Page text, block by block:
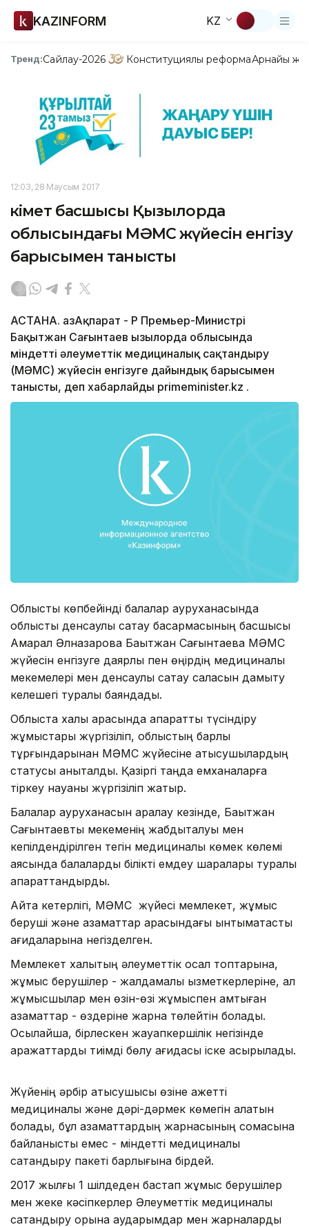
KAZINFORM KZ
Тренд:Сайлау-2026 Конституциялық реформаАрнайы
12:03, 28 Маусым 2017
Үкімет басшысы Қызылорда
облысындағы МӘМС жүйесін енгізу
барысымен танысты
АСТАНА. ҚазАқпарат - ҚР Премьер-Министрі
Бақытжан Сағынтаев Қызылорда облысында
міндетті әлеуметтік медициналық сақтандыру
(МӘМС) жүйесін енгізуге дайындық барысымен
танысты, деп хабарлайды primeminister.kz .
Облыстық көпбейінді балалар ауруханасында
облыстық денсаулық сақтау басқармасының басшысы
Ақмарал Әлназарова Бақытжан Сағынтаевқа МӘМС
жүйесін енгізуге даярлық пен өңірдің медициналық
мекемелері мен денсаулық сақтау саласын дамыту
келешегі туралы баяндады.
Облыста халық арасында ақпараттық түсіндіру
жұмыстары жүргізіліп, облыстың барлық
тұрғындарынан МӘМС жүйесіне қатысушылардың
статусы анықталды. Қазіргі таңда емханаларға
тіркеу науқаны жүргізіліп жатыр.
Балалар ауруханасын аралау кезінде, Бақытжан
Сағынтаевты мекеменің жабдықталуы мен
кепілдендірілген тегін медициналық көмек көлемі
аясында балаларды білікті емдеу шаралары туралы
ақпараттандырды.
Айта кетерлігі, МӘМС жүйесі мемлекет, жұмыс
беруші және азаматтар арасындағы ынтымақтастық
қағидаларына негізделген.
Мемлекет халықтың әлеуметтік осал топтарына,
жұмыс берушілер - жалдамалы қызметкерлеріне, ал
жұмысшылар мен өзін-өзі жұмыспен қамтыған
азаматтар - өздеріне жарна төлейтін болады.
Осылайша, бірлескен жауапкершілік негізінде
қаражаттарды тиімді бөлу қағидасы іске асырылады.
Жүйенің әрбір қатысушысы өзіне қажетті
медициналық және дәрі-дәрмек көмегін алатын
болады, бұл азаматтардың жарнасының сомасына
байланысты емес - міндетті медициналық
сақтандыру пакеті барлығына бірдей.
2017 жылғы 1 шілдеден бастап жұмыс берушілер
мен жеке кәсіпкерлер Әлеуметтік медициналық
сақтандыру қорына аударымдар мен жарналарды